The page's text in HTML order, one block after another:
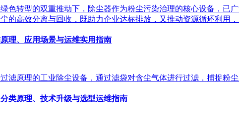
色转型的双重推动下，除尘器作为粉尘污染治理的核心设备，
的高效分离与回收，既助力企业达标排放，又推动资源循环利用
理、应用场景与运维实用指南
滤原理的工业除尘设备，通过滤袋对含尘气体进行过滤，捕捉粉尘
类原理、技术升级与选型运维指南